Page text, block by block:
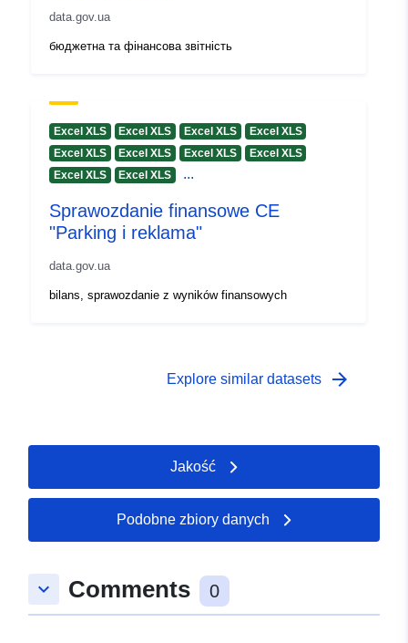
data.gov.ua
бюджетна та фінансова звітність
Excel XLS Excel XLS Excel XLS
Excel XLS
Excel XLS
Excel XLS Excel XLS
Excel XLS
Excel XLS
Excel XLS ...
Sprawozdanie finansowe CE
"Parking i reklama"
data.gov.ua
bilans, sprawozdanie z wyników finansowych
Explore similar datasets arrow_forward
Jakość
Podobne zbiory danych
keyboard_arrow_down Comments 0